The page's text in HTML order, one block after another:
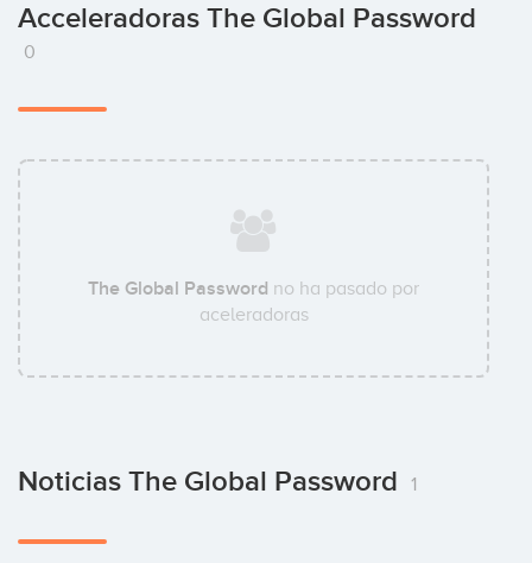
Acceleradoras The Global Password
0
The Global Password no ha pasado por
aceleradoras
Noticias The Global Password 1